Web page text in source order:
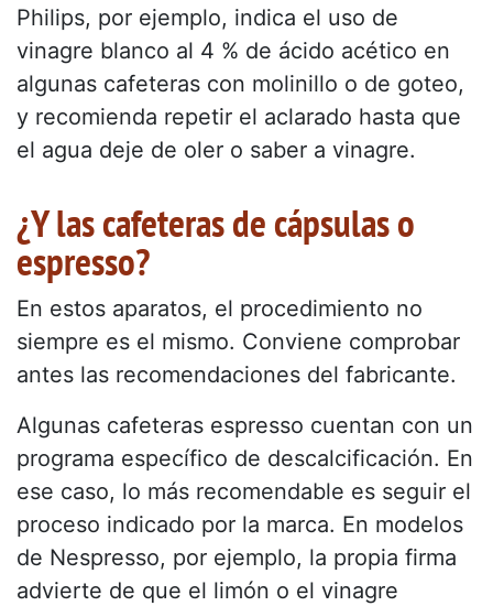
Philips, por ejemplo, indica el uso de
vinagre blanco al 4 % de ácido acético en
algunas cafeteras con molinillo o de goteo,
y recomienda repetir el aclarado hasta que
el agua deje de oler o saber a vinagre.
¿Y las cafeteras de cápsulas o
espresso?
En estos aparatos, el procedimiento no
siempre es el mismo. Conviene comprobar
antes las recomendaciones del fabricante.
Algunas cafeteras espresso cuentan con un
programa específico de descalcificación. En
ese caso, lo más recomendable es seguir el
proceso indicado por la marca. En modelos
de Nespresso, por ejemplo, la propia firma
advierte de que el limón o el vinagre